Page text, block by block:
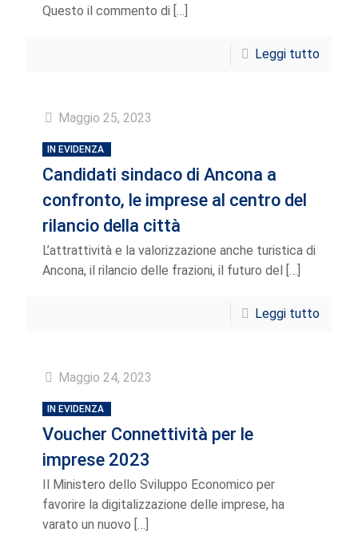
Questo il commento di […]
Leggi tutto
Maggio 25, 2023
IN EVIDENZA
Candidati sindaco di Ancona a
confronto, le imprese al centro del
rilancio della città
L’attrattività e la valorizzazione anche turistica di
Ancona, il rilancio delle frazioni, il futuro del
[…]
Leggi tutto
Maggio 24, 2023
IN EVIDENZA
Voucher Connettività per le
imprese 2023
Il Ministero dello Sviluppo Economico per
favorire la digitalizzazione delle imprese, ha
varato un nuovo […]